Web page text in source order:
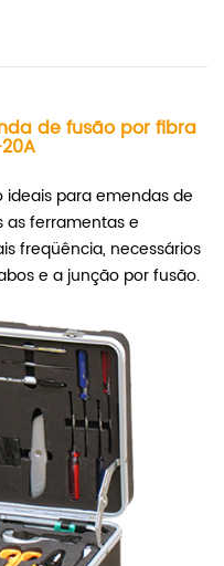
de fusão por fibra
ideais para emendas de
as ferramentas e
freqüência, necessários
e a junção por fusão.